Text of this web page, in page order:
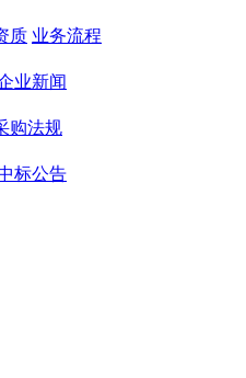
质 业务流程
业新闻
购法规
标公告